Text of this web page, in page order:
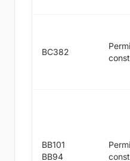
BC382
BB101
BB94